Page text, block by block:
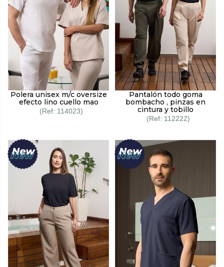
Polera unisex m/c oversize
efecto lino cuello mao
114023
Pantalón todo goma
bombacho , pinzas en
cintura y tobillo
112222